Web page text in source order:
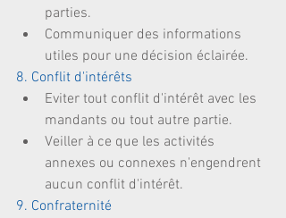
parties.
Communiquer des informations
utiles pour une décision éclairée.
8. Conflit d'intérêts
Eviter tout conflit d'intérêt avec les
mandants ou tout autre partie.
Veiller à ce que les activités
annexes ou connexes n'engendrent
aucun conflit d'intérêt.
9. Confraternité